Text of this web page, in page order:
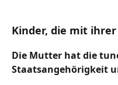
Kinder, die mit
Die Mutter hat die
Staatsangehörigkeit